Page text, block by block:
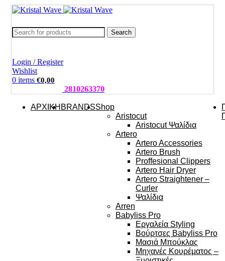
Search
Login / Register
Wishlist
0 items €0,00
2810263370
ΑΡΧΙΚΗ BRANDSShop
Aristocut
Aristocut Ψαλίδια
Artero
Artero Accessories
Artero Brush
Proffesional Clippers
Artero Hair Dryer
Artero Straightener –
Curler
Ψαλίδια
Arren
Babyliss Pro
Εργαλεία Styling
Βούρτσες Babyliss Pro
Μασιά Μπούκλας
Μηχανές Κουρέματος –